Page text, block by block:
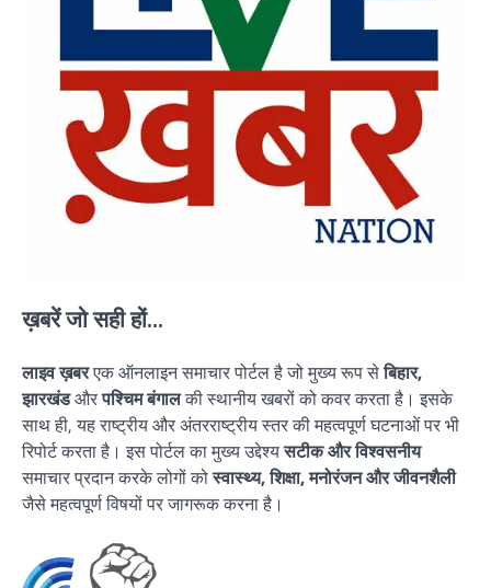
ख़बरें जो सही हों...
लाइव ख़बरएक ऑनलाइन समाचार पोर्टल है जो मुख्य रूप सेबिहार,
झारखंडऔरपश्चिम बंगालकी स्थानीय खबरों को कवर करता है। इसके
साथ ही, यह राष्ट्रीय और अंतरराष्ट्रीय स्तर की महत्वपूर्ण घटनाओं पर भी
रिपोर्ट करता है। इस पोर्टल का मुख्य उद्देश्यसटीक और विश्वसनीय
समाचार प्रदान करके लोगों कोस्वास्थ्य, शिक्षा, मनोरंजन और जीवनशैली
जैसे महत्वपूर्ण विषयों पर जागरूक करना है।